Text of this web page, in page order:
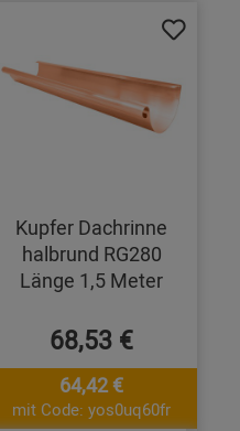
Kupfer Dachrinne
halbrund RG280
Länge 1,5 Meter
68,53 €
64,42 €
mit Code: yos0uq60fr